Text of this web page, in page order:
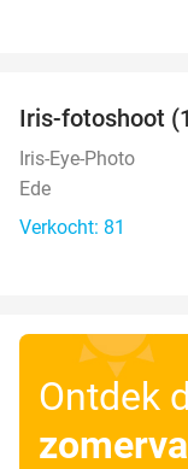
Iris-fotoshoot
Iris-Eye-Photo
Ede
Verkocht: 81
Ontdek